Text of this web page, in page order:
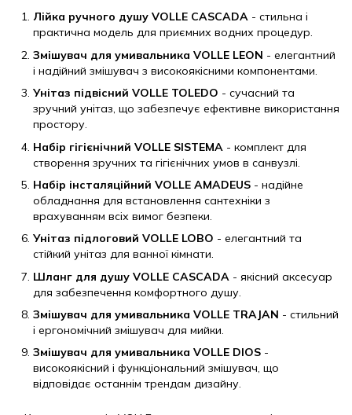
Лійка ручного душу VOLLE CASCADA - стильна і
практична модель для приємних водних процедур.
Змішувач для умивальника VOLLE LEON - елегантний
і надійний змішувач з високоякісними компонентами.
Унітаз підвісний VOLLE TOLEDO - сучасний та
зручний унітаз, що забезпечує ефективне використання
простору.
Набір гігієнічний VOLLE SISTEMA - комплект для
створення зручних та гігієнічних умов в санвузлі.
Набір інсталяційний VOLLE AMADEUS - надійне
обладнання для встановлення сантехніки з
врахуванням всіх вимог безпеки.
Унітаз підлоговий VOLLE LOBO - елегантний та
стійкий унітаз для ванної кімнати.
Шланг для душу VOLLE CASCADA - якісний аксесуар
для забезпечення комфортного душу.
Змішувач для умивальника VOLLE TRAJAN - стильний
і ергономічний змішувач для мийки.
Змішувач для умивальника VOLLE DIOS -
високоякісний і функціональний змішувач, що
відповідає останнім трендам дизайну.